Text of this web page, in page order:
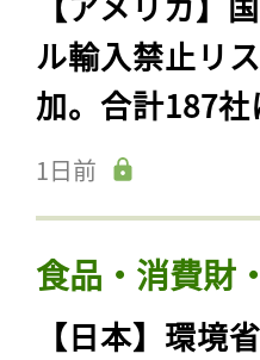
ル輸入禁止リ
加。合計187社
1日前
食品・消費財
【日本】環境